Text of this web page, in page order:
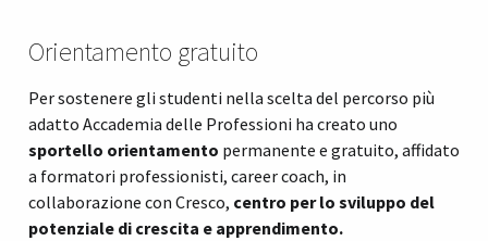
Orientamento gratuito
Per sostenere gli studenti nella scelta del percorso più
adatto Accademia delle Professioni ha creato uno
sportello orientamento permanente e gratuito, affidato
a formatori professionisti, career coach, in
collaborazione con Cresco, centro per lo sviluppo del
potenziale di crescita e apprendimento.